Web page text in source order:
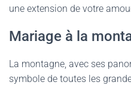
une extension de votre
Mariage à la
La montagne, avec ses
symbole de toutes les